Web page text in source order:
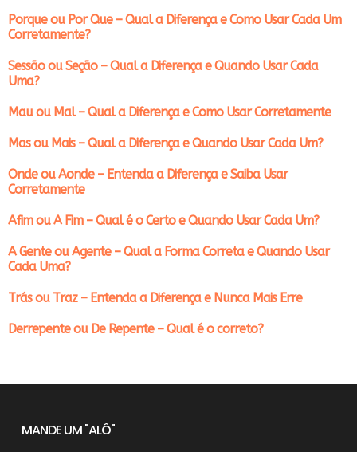
Porque ou Por Que – Qual a Diferença e Como Usar Cada Um
Corretamente?
Sessão ou Seção – Qual a Diferença e Quando Usar Cada
Uma?
Mau ou Mal – Qual a Diferença e Como Usar Corretamente
Mas ou Mais – Qual a Diferença e Quando Usar Cada Um?
Onde ou Aonde – Entenda a Diferença e Saiba Usar
Corretamente
Afim ou A Fim – Qual é o Certo e Quando Usar Cada Um?
A Gente ou Agente – Qual a Forma Correta e Quando Usar
Cada Uma?
Trás ou Traz – Entenda a Diferença e Nunca Mais Erre
Derrepente ou De Repente – Qual é o correto?
MANDE UM "ALÔ"